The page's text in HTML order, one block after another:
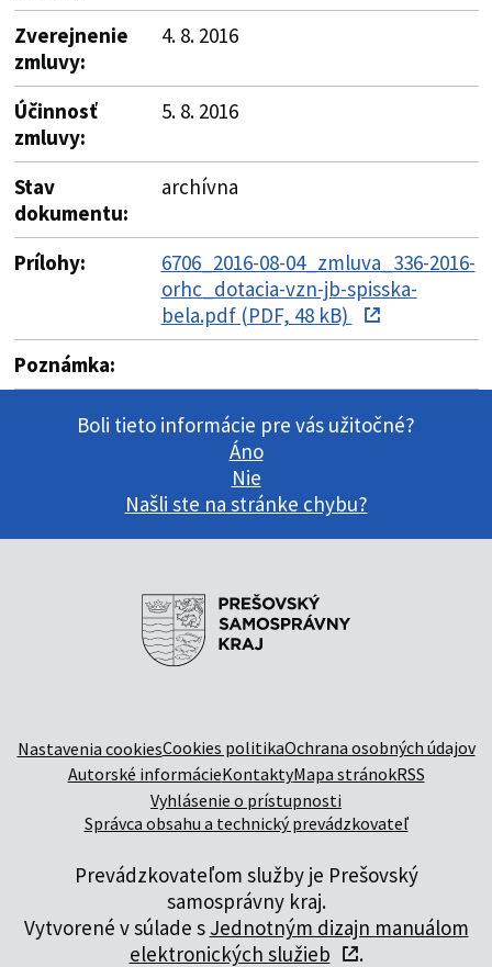
Zverejnenie
zmluvy:
4. 8. 2016
Účinnosť
zmluvy:
5. 8. 2016
Stav
dokumentu:
archívna
Prílohy:
6706_2016-08-04_zmluva_336-2016-
orhc_dotacia-vzn-jb-spisska-
bela.pdf (PDF, 48 kB)
Poznámka:
Boli tieto informácie pre vás užitočné?
Áno
Nie
Našli ste na stránke chybu?
Nastavenia cookiesCookies politikaOchrana osobných údajov
Autorské informácieKontaktyMapa stránokRSS
Vyhlásenie o prístupnosti
Správca obsahu a technický prevádzkovateľ
Prevádzkovateľom služby je Prešovský
samosprávny kraj.
Vytvorené v súlade s Jednotným dizajn manuálom
elektronických služieb
.